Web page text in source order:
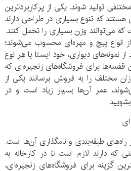
تولید شوند. یکی از پرکاربردترین
که تنوع بسیاری در طراحی دارند
می‌توانند وزن بسیاری را تحمل کنند.
انواع پیچ و مهره‌ای محسوب می‌شوند؛
از نمونه‌های دیواری، خود ایستا یا هر نوع
قفسه‌ها برای فروشگاه‌های زنجیره‌ای که
مختلف را به فروش برسانند یکی از
عمر آن‌ها بسیار زیاد است و در
راه‌های طبقه‌بندی و نامگذاری آن‌ها است.
که دارند لازم است تا در کارخانه به
گزینه برای فروشگاه‌های زنجیره‌ای،